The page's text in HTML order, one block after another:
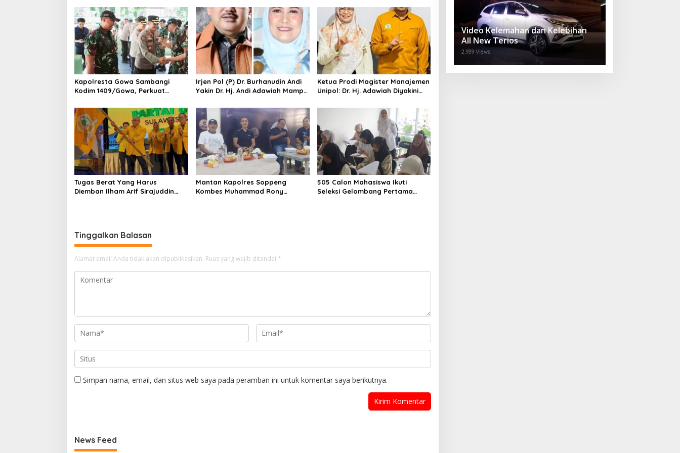
a
s
i
p
o
s
Kapolresta Gowa Sambangi
Kodim 1409/Gowa, Perkuat
Irjen Pol (P) Dr. Burhanudin Andi
Yakin Dr. Hj. Andi Adawiah Mampu
Ketua Prodi Magister Manajemen
Unipol: Dr. Hj. Adawiah Diyakini
Unggul
Tugas Berat Yang Harus
Diemban Ilham Arif Sirajuddin
Mantan Kapolres Soppeng
Kombes Muhammad Rony
505 Calon Mahasiswa Ikuti
Seleksi Gelombang Pertama
Tinggalkan Balasan
Alamat email Anda tidak akan dipublikasikan. Ruas yang wajib ditandai *
Simpan nama, email, dan situs web saya pada peramban ini untuk komentar saya berikutnya.
News Feed
Video Kelemahan dan Kelebihan
All New Terios
2,939 Views